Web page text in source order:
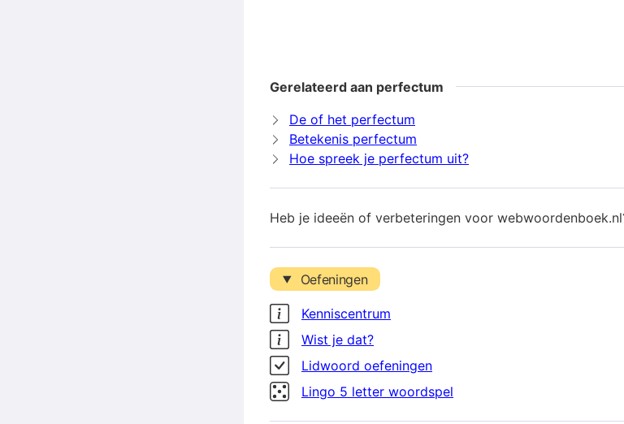
Gerelateerd aan perfectum
De of het perfectum
Betekenis perfectum
Hoe spreek je perfectum uit?
Heb je ideeën of verbeteringen voor
Oefeningen
Kenniscentrum
Wist je dat?
Lidwoord oefeningen
Lingo 5 letter woordspel